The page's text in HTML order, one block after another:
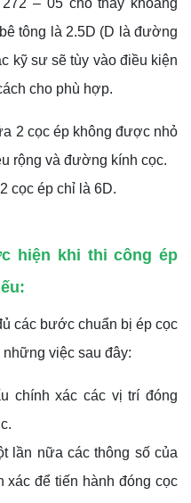
– 05 cho thấy khoảng
tông là 2.5D (D là đường
kỹ sư sẽ tùy vào điều kiện
cho phù hợp.
2 cọc ép không được nhỏ
rộng và đường kính cọc.
cọc ép chỉ là 6D.
hiện khi thi công ép
các bước chuẩn bị ép cọc
việc sau đây:
chính xác các vị trí đóng
lần nữa các thông số của
xác để tiến hành đóng cọc